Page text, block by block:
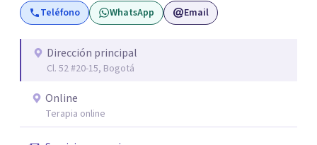
Teléfono WhatsApp Email
Dirección principal
Cl. 52 #20-15, Bogotá
Online
Terapia online